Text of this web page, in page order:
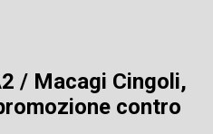
/ Macagi Cingoli,
contro